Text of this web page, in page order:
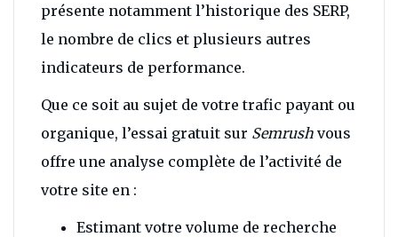
présente notamment l’historique des SERP,
le nombre de clics et plusieurs autres
indicateurs de performance.
Que ce soit au sujet de votre trafic payant ou
organique, l’essai gratuit sur Semrush vous
offre une analyse complète de l’activité de
votre site en :
Estimant votre volume de recherche